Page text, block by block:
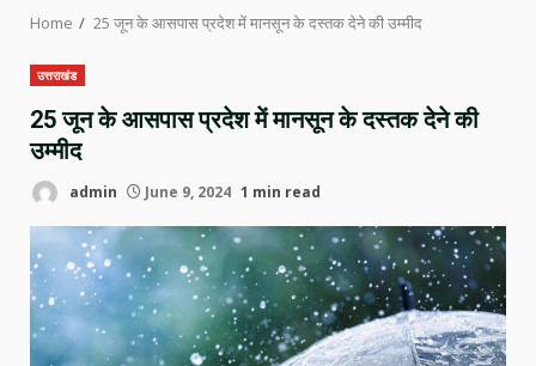
Home 25 जून के आसपास प्रदेश में मानसून के दस्तक देने की उम्मीद
उत्तराखंड
25 जून के आसपास प्रदेश में मानसून के दस्तक देने की
उम्मीद
admin June 9, 2024 1 min read